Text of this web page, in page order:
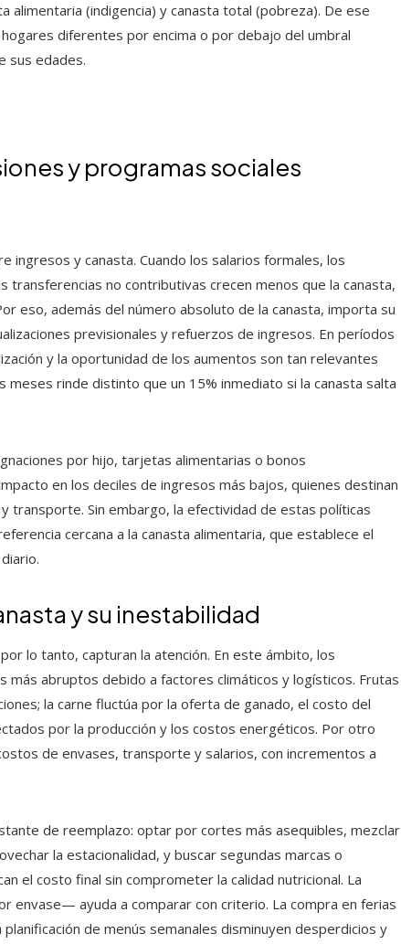
alimentaria (indigencia) y canasta total (pobreza). De ese
diferentes por encima o por debajo del umbral
sus edades.
y programas sociales
ingresos y canasta. Cuando los salarios formales, los
transferencias no contributivas crecen menos que la canasta,
eso, además del número absoluto de la canasta, importa su
previsionales y refuerzos de ingresos. En períodos
y la oportunidad de los aumentos son tan relevantes
meses rinde distinto que un 15% inmediato si la canasta salta
por hijo, tarjetas alimentarias o bonos
en los deciles de ingresos más bajos, quienes destinan
transporte. Sin embargo, la efectividad de estas políticas
cercana a la canasta alimentaria, que establece el
y su inestabilidad
lo tanto, capturan la atención. En este ámbito, los
abruptos debido a factores climáticos y logísticos. Frutas
la carne fluctúa por la oferta de ganado, el costo del
por la producción y los costos energéticos. Por otro
de envases, transporte y salarios, con incrementos a
de reemplazo: optar por cortes más asequibles, mezclar
la estacionalidad, y buscar segundas marcas o
el costo final sin comprometer la calidad nutricional. La
envase— ayuda a comparar con criterio. La compra en ferias
de menús semanales disminuyen desperdicios y